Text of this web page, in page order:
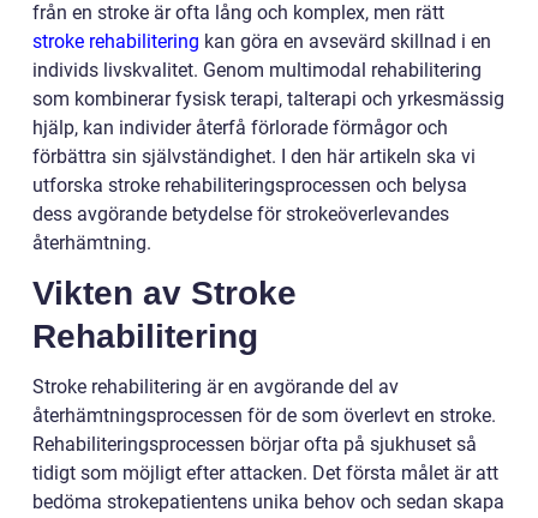
från en stroke är ofta lång och komplex, men rätt
stroke rehabilitering kan göra en avsevärd skillnad i en
individs livskvalitet. Genom multimodal rehabilitering
som kombinerar fysisk terapi, talterapi och yrkesmässig
hjälp, kan individer återfå förlorade förmågor och
förbättra sin självständighet. I den här artikeln ska vi
utforska stroke rehabiliteringsprocessen och belysa
dess avgörande betydelse för strokeöverlevandes
återhämtning.
Vikten av Stroke
Rehabilitering
Stroke rehabilitering är en avgörande del av
återhämtningsprocessen för de som överlevt en stroke.
Rehabiliteringsprocessen börjar ofta på sjukhuset så
tidigt som möjligt efter attacken. Det första målet är att
bedöma strokepatientens unika behov och sedan skapa